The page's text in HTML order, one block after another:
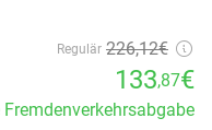
Regulär 226,12€
133,87€